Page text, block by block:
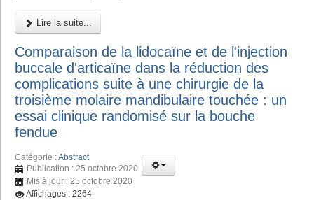
Lire la suite...
Comparaison de la lidocaïne et de l'injection
buccale d'articaïne dans la réduction des
complications suite à une chirurgie de la
troisième molaire mandibulaire touchée : un
essai clinique randomisé sur la bouche
fendue
Catégorie :Abstract
Publication : 25 octobre 2020
Mis à jour : 25 octobre 2020
Affichages : 2264